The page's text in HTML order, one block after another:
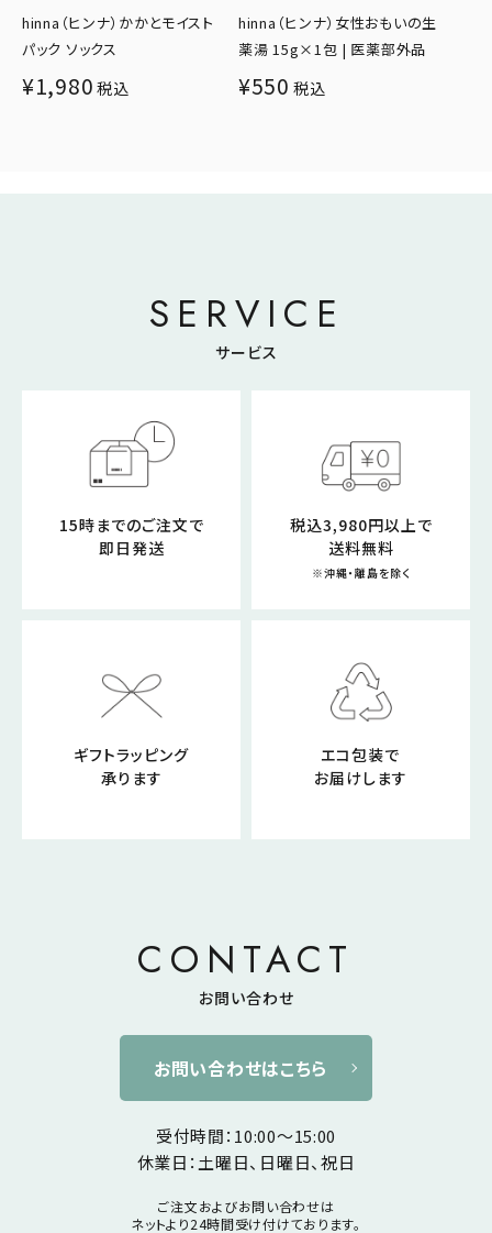
hinna（ヒンナ）かかとモイスト
パック ソックス
¥1,980 税込
hinna（ヒンナ）女性おもいの生
薬湯 15g×1包 | 医薬部外品
¥550 税込
SERVICE
サービス
15時までのご注文で
即日発送
税込3,980円以上で
送料無料
※沖縄・離島を除く
ギフトラッピング
承ります
エコ包装で
お届けします
CONTACT
お問い合わせ
お問い合わせはこちら
受付時間：10:00～15:00
休業日：土曜日、日曜日、祝日
ご注文およびお問い合わせは
ネットより24時間受け付けております。